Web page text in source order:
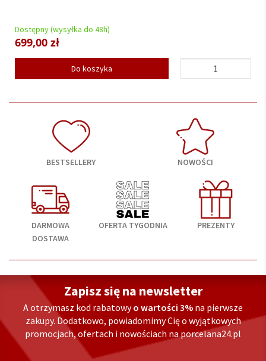
Dostępny (wysyłka do 48h)
2 549,00 zł
Do koszyka
BESTSELLERY NOWOŚCI
DARMOWA
DOSTAWA
OFERTA TYGODNIA PREZENTY
Zapisz się na newsletter
A otrzymasz kod rabatowyo wartości 3% na pierwsze
zakupy. Dodatkowo, powiadomimy Cię o wyjątkowych
promocjach, ofertach i nowościach na porcelana24.pl